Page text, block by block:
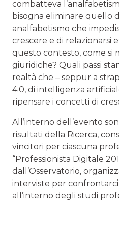
combatteva
bisogna eliminare quello
analfabetismo che
crescere e di relazionarsi
questo contesto, come si
giuridiche? Quali passi
realtà che – seppur a
4.0, di intelligenza
ripensare i concetti di
All’interno dell’evento
risultati della Ricerca,
vincitori per ciascuna
“Professionista Digitale
dall’Osservatorio,
interviste per
all’interno degli studi